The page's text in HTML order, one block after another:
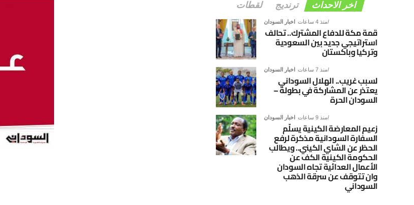
اخر الاحداث ترنديج لقطات
اخبار السودان منذ 4 ساعات
قمة مكة للدفاع المشترك.. تحالف
استراتيجي جديد بين السعودية
وتركيا وباكستان
اخبار السودان منذ 7 ساعات
لسبب غريب.. الهلال السوداني
يعتذر عن المشاركة في بطولة –
السودان الحرة
اخبار السودان منذ 9 ساعات
زعيم المعارضة الكينية يسلّم
السفارة السودانية مذكرة لرفع
الحظر عن الشاي الكيني.. ويطالب
الحكومة الكينية الكف عن
الأعمال العدائية تجاه السودان
وان تتوقف عن سرقة الذهب
السوداني